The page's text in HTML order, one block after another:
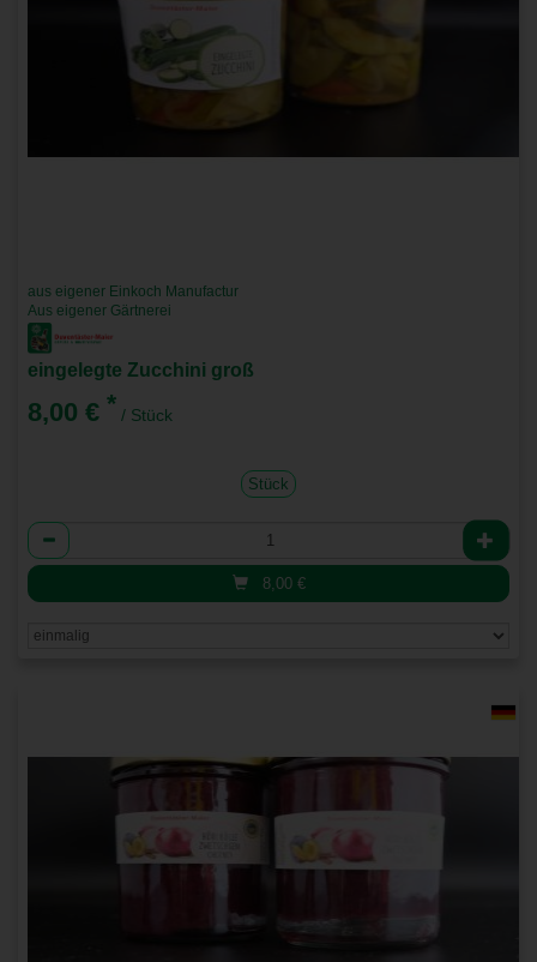
aus eigener Einkoch Manufactur
Aus eigener Gärtnerei
eingelegte Zucchini groß
8,00 € * / Stück
Stück
Anzahl
8,00 €